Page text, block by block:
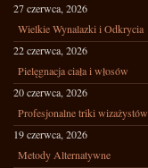
27 czerwca, 2026
Wielkie Wynalazki i Odkrycia
22 czerwca, 2026
Pielęgnacja ciała i włosów
20 czerwca, 2026
Profesjonalne triki wizażystów
19 czerwca, 2026
Metody Alternatywne